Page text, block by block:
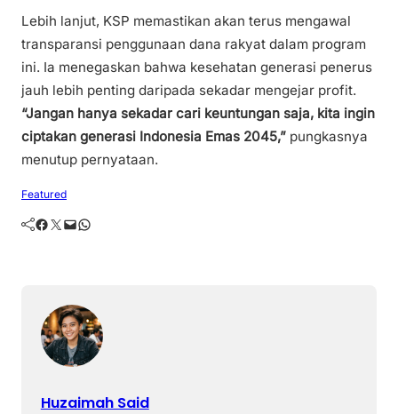
Lebih lanjut, KSP memastikan akan terus mengawal
transparansi penggunaan dana rakyat dalam program
ini. Ia menegaskan bahwa kesehatan generasi penerus
jauh lebih penting daripada sekadar mengejar profit.
“Jangan hanya sekadar cari keuntungan saja, kita ingin
ciptakan generasi Indonesia Emas 2045,” pungkasnya
menutup pernyataan.
Featured
Facebook Twitter Mail WhatsApp
Huzaimah Said